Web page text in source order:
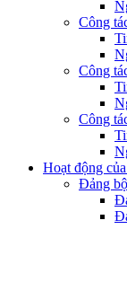
Công
Công
Công
Hoạt động
Đảng